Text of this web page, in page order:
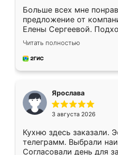
Больше всех мне
предложение от
Елены Сергеевой.
короткие сроки
для замера сотрудник
предложил по моему
Читать полностью
Ярослава
3 августа 2026
Кухню здесь заказали.
телеграмм. Выбрали
Согласовали день для